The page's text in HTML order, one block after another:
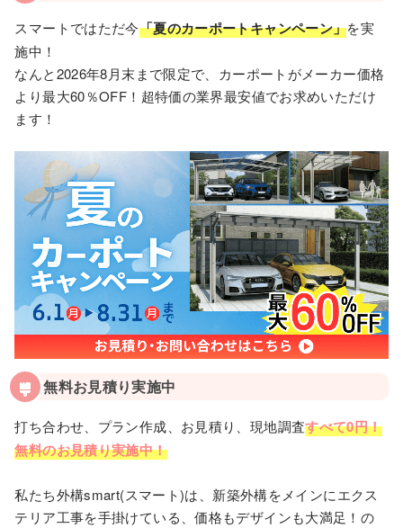
スマートではただ今「夏のカーポートキャンペーン」を実
施中！
なんと2026年8月末まで限定で、カーポートがメーカー価格
より最大60％OFF！超特価の業界最安値でお求めいただけ
ます！
無料お見積り実施中
打ち合わせ、プラン作成、お見積り、現地調査すべて0円！
無料のお見積り実施中！
私たち外構smart(スマート)は、新築外構をメインにエクス
テリア工事を手掛けている、価格もデザインも大満足！の